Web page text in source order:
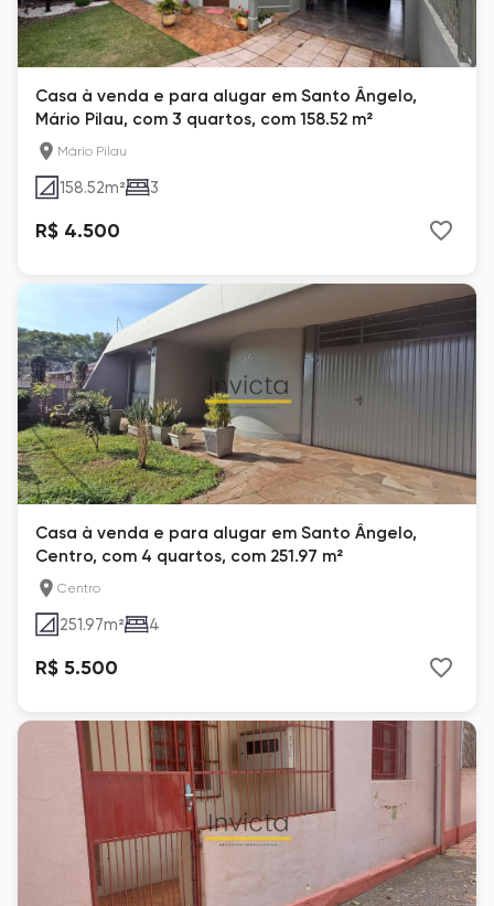
Casa à venda e para alugar em Santo Ângelo,
Mário Pilau, com 3 quartos, com 158.52 m²
Mário Pilau
158.52m² 3
R$ 4.500
Casa à venda e para alugar em Santo Ângelo,
Centro, com 4 quartos, com 251.97 m²
Centro
251.97m² 4
R$ 5.500